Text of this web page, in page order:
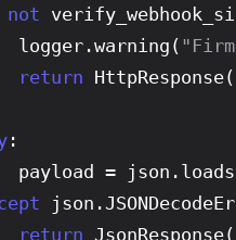
not
logger.
warning (
return HttpResponse
:
payload = json.
loads
return JsonResponse